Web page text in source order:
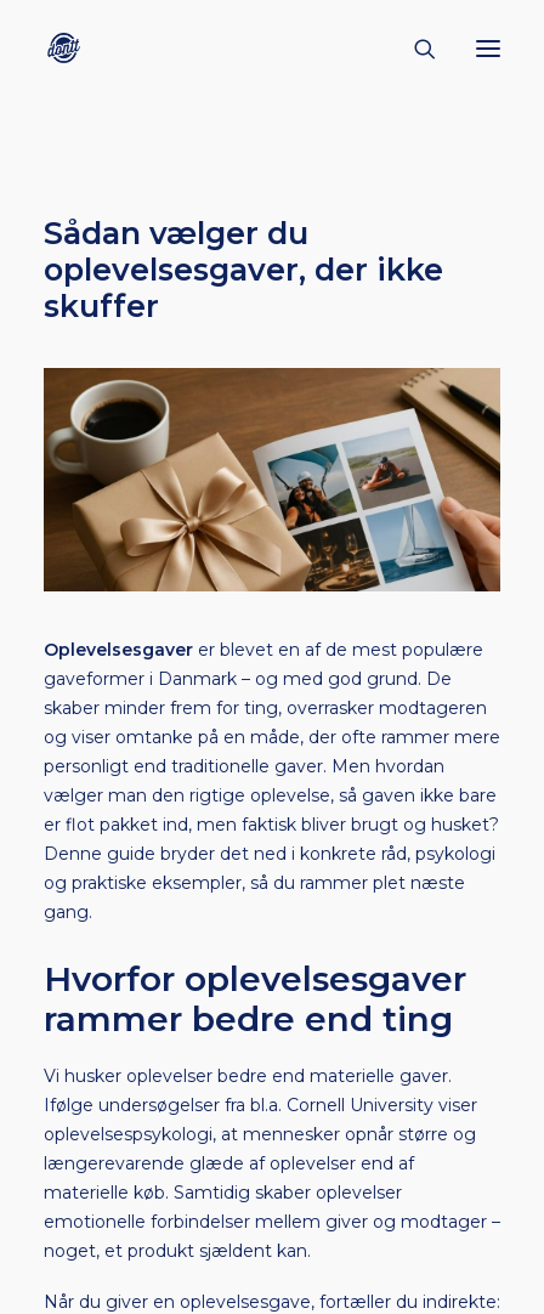
ENGLISH
CREATORS
INSPIRATION
BORNHOLM
SUBSCRIBE
Sådan vælger du
oplevelsesgaver, der ikke
skuffer
Oplevelsesgaver er blevet en af de mest populære
gaveformer i Danmark – og med god grund. De
skaber minder frem for ting, overrasker modtageren
og viser omtanke på en måde, der ofte rammer mere
personligt end traditionelle gaver. Men hvordan
vælger man den rigtige oplevelse, så gaven ikke bare
er flot pakket ind, men faktisk bliver brugt og husket?
Denne guide bryder det ned i konkrete råd, psykologi
og praktiske eksempler, så du rammer plet næste
gang.
Hvorfor oplevelsesgaver
rammer bedre end ting
Vi husker oplevelser bedre end materielle gaver.
Ifølge undersøgelser fra bl.a. Cornell University viser
oplevelsespsykologi, at mennesker opnår større og
længerevarende glæde af oplevelser end af
materielle køb. Samtidig skaber oplevelser
emotionelle forbindelser mellem giver og modtager –
noget, et produkt sjældent kan.
Når du giver en oplevelsesgave, fortæller du indirekte: